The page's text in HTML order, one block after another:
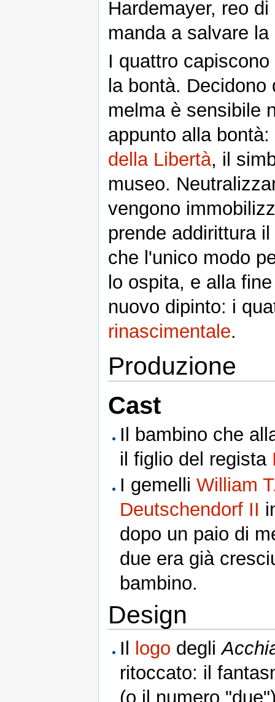
Hardemayer, reo
manda a salvare la
I quattro
la bontà.
melma è sensibile
appunto alla
della Libertà, il
museo.
vengono
prende addirittura
che l'unico modo
lo ospita, e alla
nuovo dipinto: i
rinascimentale.
Produzione
Cast
Il bambino che
il figlio del regista
I gemelliWilliam
Deutschendorf II
dopo un paio di
due era già
bambino.
Design
Il logo degli
ritoccato: il
(o il numero